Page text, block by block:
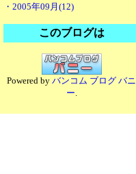
・2005年09月(12)
このブログは
Powered byバンコム ブログ バニ
ー.